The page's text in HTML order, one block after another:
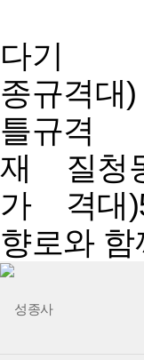
다기
종규격대
틀규격
재 질청
가 격대
향로와